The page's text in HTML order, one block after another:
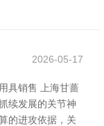
2026-05-17
具销售 上海甘蔷
续发展的关节神
的进攻依据，关